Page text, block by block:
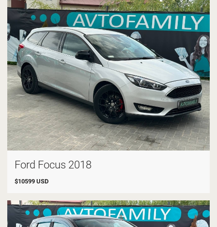
Ford Focus 2018
$10599 USD